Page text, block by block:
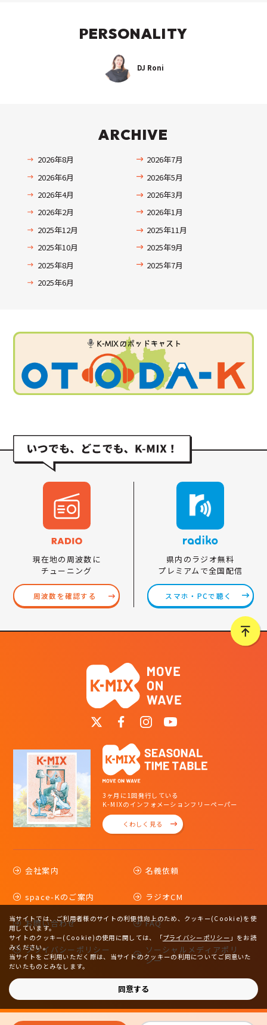
PERSONALITY
DJ Roni
ARCHIVE
2026年8月
2026年7月
2026年6月
2026年5月
2026年4月
2026年3月
2026年2月
2026年1月
2025年12月
2025年11月
2025年10月
2025年9月
2025年8月
2025年7月
2025年6月
現在地の周波数に
チューニング
周波数を確認する
県内のラジオ無料
プレミアムで全国配信
スマホ・PCで聴く
3ヶ月に1回発行している
K-MIXのインフォメーションフリーペーパー
くわしく見る
会社案内 名義依頼
space-Kのご案内 ラジオCM
お問い合わせ FAQ
プライバシーポリシー
ソーシャルメディアポリ
シー
当サイトでは、ご利用者様のサイトの利便性向上のため、クッキー(Cookie)を使
用しています。
サイトのクッキー(Cookie)の使用に関しては、
「プライバシーポリシー 」をお読
みください。
当サイトをご利用いただく際は、当サイトのクッキーの利用についてご同意いた
だいたものとみなします。
同意する